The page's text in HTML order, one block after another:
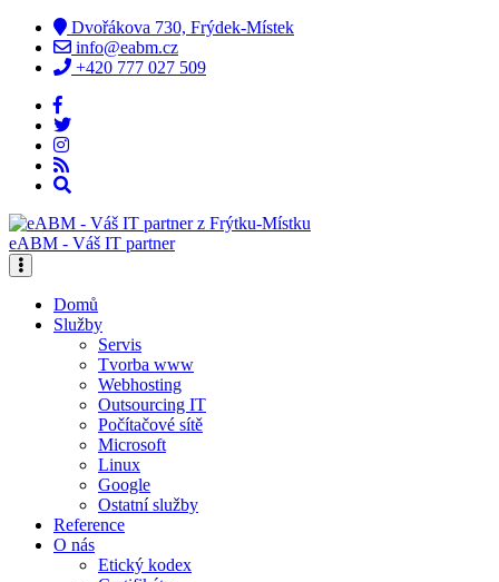
Dvořákova 730, Frýdek-Místek
info@eabm.cz
+420 777 027 509
eABM - Váš IT partner
Domů
Služby
Servis
Tvorba www
Webhosting
Outsourcing IT
Počítačové sítě
Microsoft
Linux
Google
Ostatní služby
Reference
O nás
Etický kodex